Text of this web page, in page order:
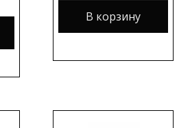
В корзину